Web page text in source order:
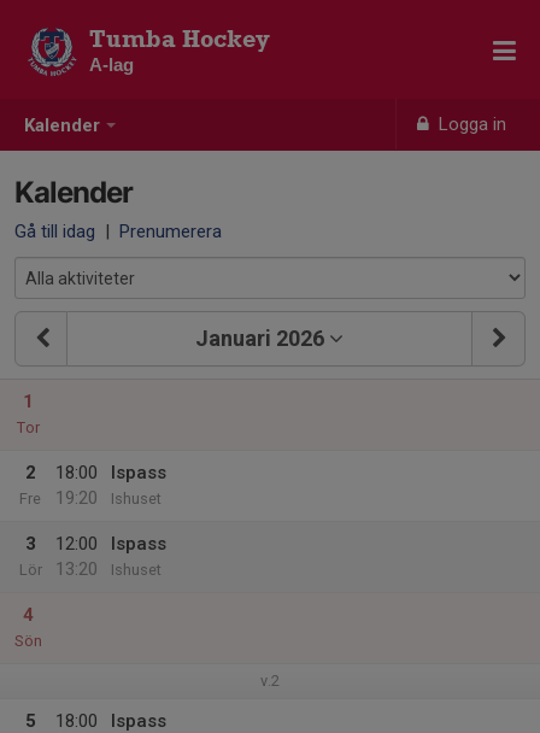
Kalender Logga in
Tumba Hockey
A-lag
Kalender
Gå till idag | Prenumerera
Januari 2026
1
Tor
2
Fre
18:00
19:20
Ispass
Ishuset
3
Lör
12:00
13:20
Ispass
Ishuset
4
Sön
v.2
5
18:00
Ispass